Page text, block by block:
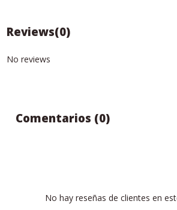
Reviews(0)
No reviews
Comentarios (0)
No hay reseñas de clientes en